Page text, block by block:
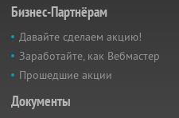
Бизнес-Партнёрам
Давайте сделаем акцию!
Заработайте, как Вебмастер
Прошедшие акции
Документы